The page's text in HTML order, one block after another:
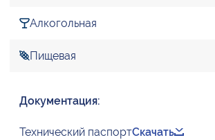
Алкогольная
Пищевая
Документация:
Технический паспортСкачать